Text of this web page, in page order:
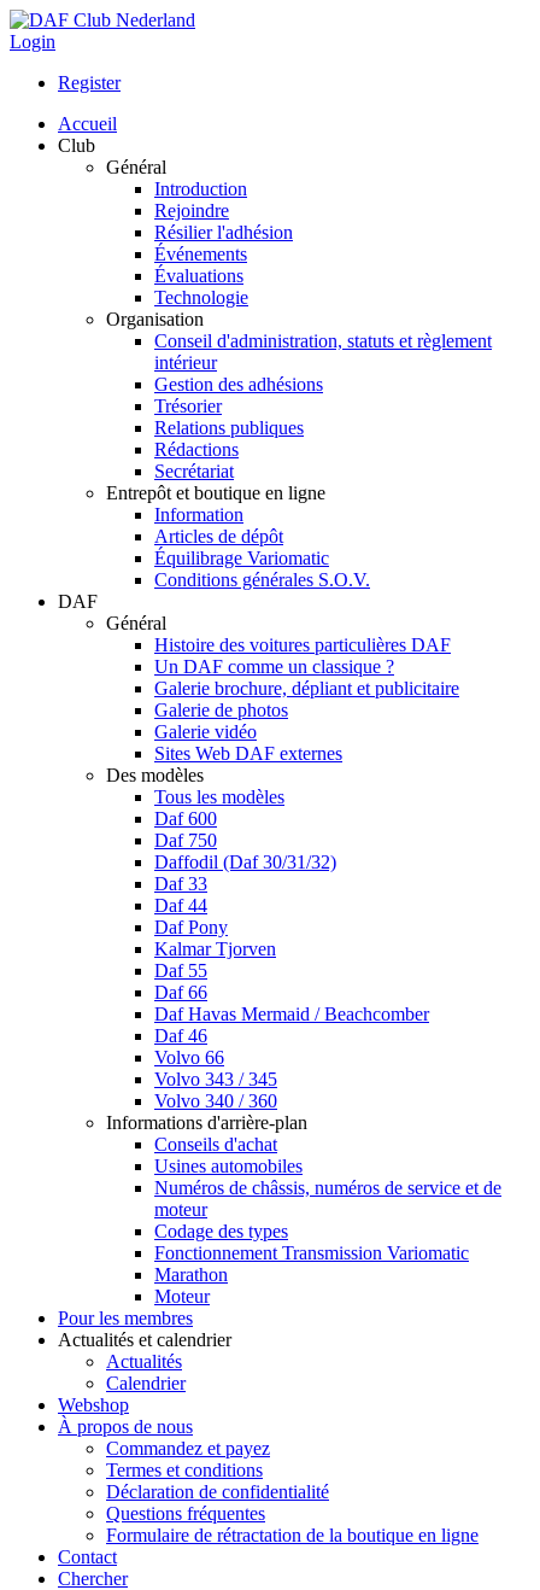
Login
Register
Accueil
Club
Général
Introduction
Rejoindre
Résilier l'adhésion
Événements
Évaluations
Technologie
Organisation
Conseil d'administration, statuts et règlement
intérieur
Gestion des adhésions
Trésorier
Relations publiques
Rédactions
Secrétariat
Entrepôt et boutique en ligne
Information
Articles de dépôt
Équilibrage Variomatic
Conditions générales S.O.V.
DAF
Général
Histoire des voitures particulières DAF
Un DAF comme un classique ?
Galerie brochure, dépliant et publicitaire
Galerie de photos
Galerie vidéo
Sites Web DAF externes
Des modèles
Tous les modèles
Daf 600
Daf 750
Daffodil (Daf 30/31/32)
Daf 33
Daf 44
Daf Pony
Kalmar Tjorven
Daf 55
Daf 66
Daf Havas Mermaid / Beachcomber
Daf 46
Volvo 66
Volvo 343 / 345
Volvo 340 / 360
Informations d'arrière-plan
Conseils d'achat
Usines automobiles
Numéros de châssis, numéros de service et de
moteur
Codage des types
Fonctionnement Transmission Variomatic
Marathon
Moteur
Pour les membres
Actualités et calendrier
Actualités
Calendrier
Webshop
À propos de nous
Commandez et payez
Termes et conditions
Déclaration de confidentialité
Questions fréquentes
Formulaire de rétractation de la boutique en ligne
Contact
Chercher